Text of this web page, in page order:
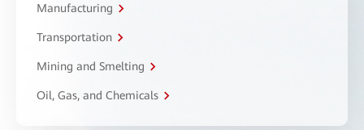
Manufacturing
Transportation
Mining and Smelting
Oil, Gas, and Chemicals